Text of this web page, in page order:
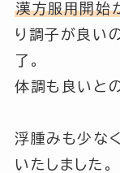
漢方服用開始
り調子が良い
了。
体調も良いと
浮腫みも少な
いたしました。